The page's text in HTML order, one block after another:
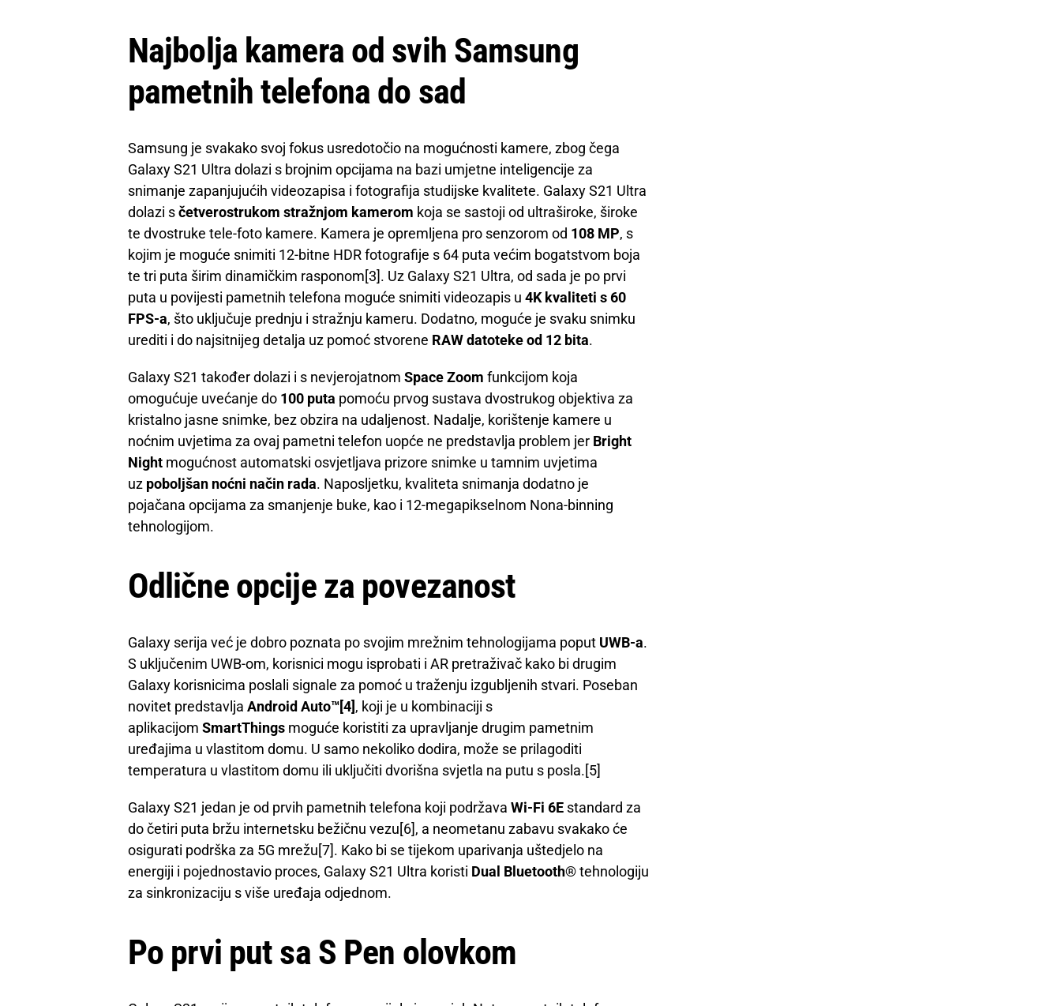
Najbolja kamera od svih Samsung
pametnih telefona do sad
Samsung je svakako svoj fokus usredotočio na mogućnosti kamere, zbog čega
Galaxy S21 Ultra dolazi s brojnim opcijama na bazi umjetne inteligencije za
snimanje zapanjujućih videozapisa i fotografija studijske kvalitete. Galaxy S21 Ultra
dolazi sčetverostrukom stražnjom kamerom koja se sastoji od ultraširoke, široke
te dvostruke tele-foto kamere. Kamera je opremljena pro senzorom od 108 MP, s
kojim je moguće snimiti 12-bitne HDR fotografije s 64 puta većim bogatstvom boja
te tri puta širim dinamičkim rasponom[3]. Uz Galaxy S21 Ultra, od sada je po prvi
puta u povijesti pametnih telefona moguće snimiti videozapis u 4K kvaliteti s 60
FPS-a, što uključuje prednju i stražnju kameru. Dodatno, moguće je svaku snimku
urediti i do najsitnijeg detalja uz pomoć stvorene RAW datoteke od 12 bita.
Galaxy S21 također dolazi i s nevjerojatnom Space Zoom funkcijom koja
omogućuje uvećanje do 100 puta pomoću prvog sustava dvostrukog objektiva za
kristalno jasne snimke, bez obzira na udaljenost. Nadalje, korištenje kamere u
noćnim uvjetima za ovaj pametni telefon uopće ne predstavlja problem jer Bright
Night mogućnost automatski osvjetljava prizore snimke u tamnim uvjetima
uz poboljšan noćni način rada. Naposljetku, kvaliteta snimanja dodatno je
pojačana opcijama za smanjenje buke, kao i 12-megapikselnom Nona-binning
tehnologijom.
Odlične opcije za povezanost
Galaxy serija već je dobro poznata po svojim mrežnim tehnologijama poput UWB-a.
S uključenim UWB-om, korisnici mogu isprobati i AR pretraživač kako bi drugim
Galaxy korisnicima poslali signale za pomoć u traženju izgubljenih stvari. Poseban
novitet predstavlja Android Auto™[4], koji je u kombinaciji s
aplikacijom SmartThings moguće koristiti za upravljanje drugim pametnim
uređajima u vlastitom domu. U samo nekoliko dodira, može se prilagoditi
temperatura u vlastitom domu ili uključiti dvorišna svjetla na putu s posla.[5]
Galaxy S21 jedan je od prvih pametnih telefona koji podržava Wi-Fi 6E standard za
do četiri puta bržu internetsku bežičnu vezu[6], a neometanu zabavu svakako će
osigurati podrška za 5G mrežu[7]. Kako bi se tijekom uparivanja uštedjelo na
energiji i pojednostavio proces, Galaxy S21 Ultra koristi Dual Bluetooth® tehnologiju
za sinkronizaciju s više uređaja odjednom.
Po prvi put sa S Pen olovkom